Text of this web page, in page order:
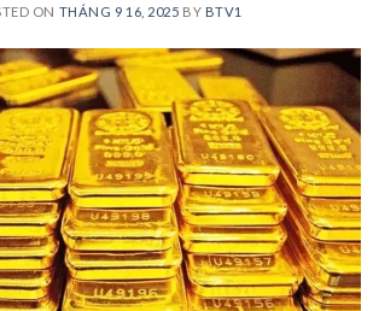
ON THÁNG 9 16, 2025 BY BTV1